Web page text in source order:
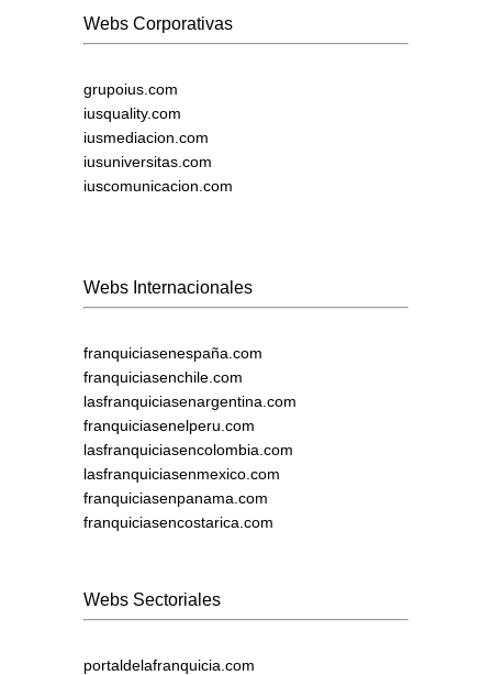
Webs Corporativas
grupoius.com
iusquality.com
iusmediacion.com
iusuniversitas.com
iuscomunicacion.com
Webs Internacionales
franquiciasenespaña.com
franquiciasenchile.com
lasfranquiciasenargentina.com
franquiciasenelperu.com
lasfranquiciasencolombia.com
lasfranquiciasenmexico.com
franquiciasenpanama.com
franquiciasencostarica.com
Webs Sectoriales
portaldelafranquicia.com